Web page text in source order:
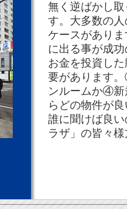
無く逆ばかし
す。大多数の
ケースがあり
に出る事が成
お金を投資し
要があります
ンルームか④
らどの物件が
誰に聞けば良
ラザ」の皆々